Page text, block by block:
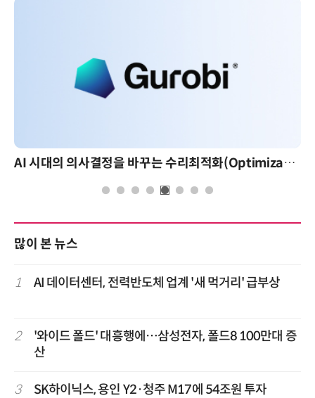
AI 시대의 의사결정을 바꾸는 수리최적화(Optimization): 실제 산업 적용 사례와 활용 전략
많이 본 뉴스
1 AI 데이터센터, 전력반도체 업계 '새 먹거리' 급부상
2
'와이드 폴드' 대흥행에…삼성전자, 폴드8 100만대 증
산
3 SK하이닉스, 용인 Y2·청주 M17에 54조원 투자